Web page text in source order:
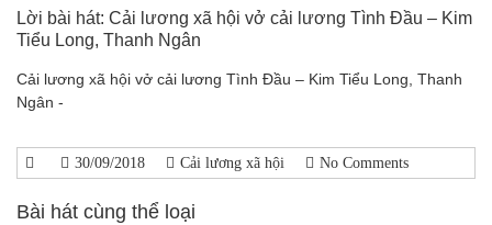
Lời bài hát: Cải lương xã hội vở cải lương Tình Đầu – Kim
Tiểu Long, Thanh Ngân
Cải lương xã hội vở cải lương Tình Đầu – Kim Tiểu Long, Thanh
Ngân -
30/09/2018 Cải lương xã hội No Comments
Bài hát cùng thể loại